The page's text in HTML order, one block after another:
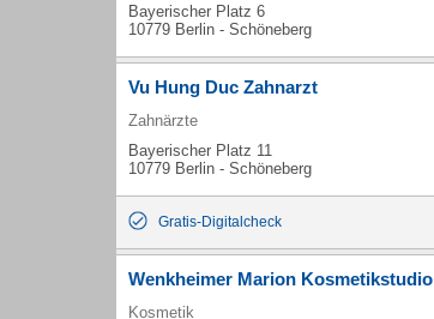
Bayerischer Platz 6
10779 Berlin - Schöneberg
Vu Hung Duc Zahnarzt
Zahnärzte
Bayerischer Platz 11
10779 Berlin - Schöneberg
Gratis-Digitalcheck
Wenkheimer Marion Kosmetikstudio
Kosmetik